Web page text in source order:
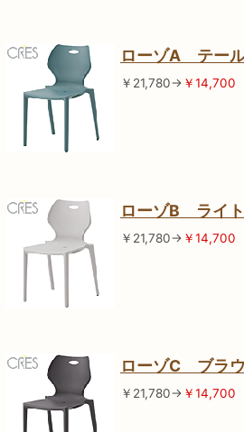
ローゾA テー
￥21,780→ ￥14,700
ローゾB ライ
￥21,780→ ￥14,700
ローゾC ブラ
￥21,780→ ￥14,700